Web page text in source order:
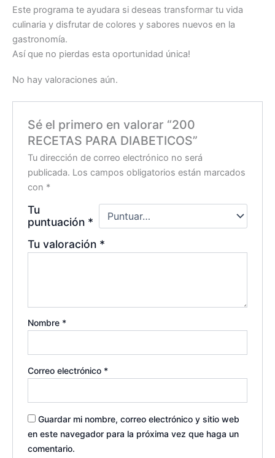
Este programa te ayudara si deseas transformar tu vida
culinaria y disfrutar de colores y sabores nuevos en la
gastronomía.
Así que no pierdas esta oportunidad única!
No hay valoraciones aún.
Sé el primero en valorar “200
RECETAS PARA DIABETICOS”
Tu dirección de correo electrónico no será
publicada. Los campos obligatorios están marcados
con *
Tu
puntuación *
Tu valoración *
Nombre *
Correo electrónico *
Guardar mi nombre, correo electrónico y sitio web
en este navegador para la próxima vez que haga un
comentario.